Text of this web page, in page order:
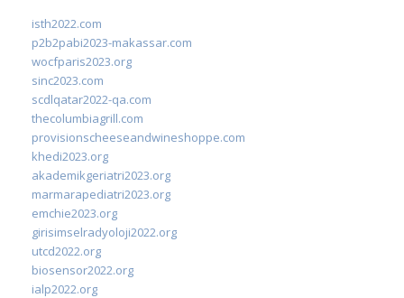
isth2022.com
p2b2pabi2023-makassar.com
wocfparis2023.org
sinc2023.com
scdlqatar2022-qa.com
thecolumbiagrill.com
provisionscheeseandwineshoppe.com
khedi2023.org
akademikgeriatri2023.org
marmarapediatri2023.org
emchie2023.org
girisimselradyoloji2022.org
utcd2022.org
biosensor2022.org
ialp2022.org